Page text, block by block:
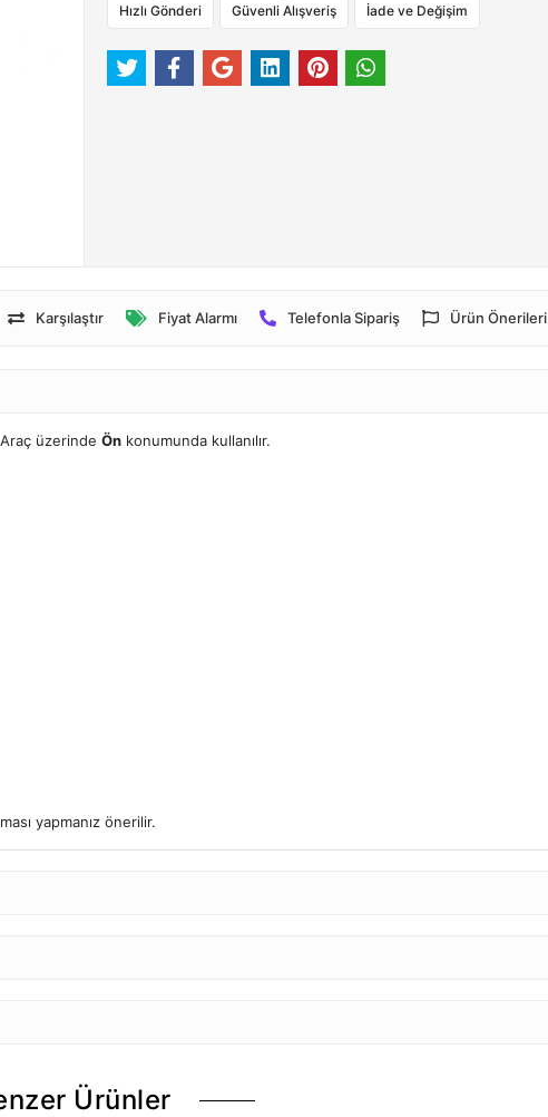
Hızlı Gönderi Güvenli Alışveriş İade ve Değişim
Karşılaştır Fiyat Alarmı Telefonla Sipariş Ürün Önerileri
üzerinde Ön konumunda kullanılır.
yapmanız önerilir.
Ürünler